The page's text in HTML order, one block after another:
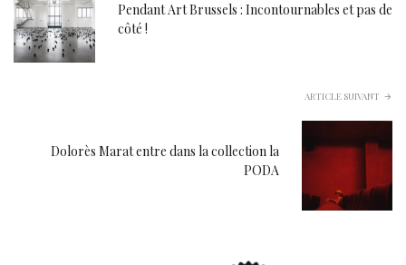
Pendant Art Brussels : Incontournables et pas de
côté !
ARTICLE SUIVANT
Dolorès Marat entre dans la collection la
PODA